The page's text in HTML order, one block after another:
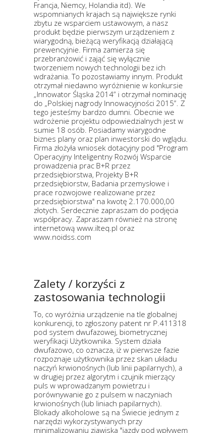
Francja, Niemcy, Holandia itd). We
wspomnianych krajach są największe rynki
zbytu ze wsparciem ustawowym, a nasz
produkt będzie pierwszym urządzeniem z
wiarygodną, bieżącą weryfikacją działającą
prewencyjnie. Firma zamierza się
przebranżowić i zająć się wyłącznie
tworzeniem nowych technologii bez ich
wdrażania. To pozostawiamy innym. Produkt
otrzymał niedawno wyróżnienie w konkursie
„Innowator Śląska 2014” i otrzymał nominację
do „Polskiej nagrody Innowacyjności 2015”. Z
tego jesteśmy bardzo dumni. Obecnie we
wdrożenie projektu odpowiedzialnych jest w
sumie 18 osób. Posiadamy wiarygodne
biznes plany oraz plan inwestorski do wglądu.
Firma złożyła wniosek dotacyjny pod "Program
Operacyjny Inteligentny Rozwój Wsparcie
prowadzenia prac B+R przez
przedsiębiorstwa, Projekty B+R
przedsiębiorstw, Badania przemysłowe i
prace rozwojowe realizowane przez
przedsiębiorstwa" na kwotę 2.170.000,00
złotych. Serdecznie zapraszam do podjęcia
współpracy. Zapraszam również na stronę
internetową www.ilteq.pl oraz
www.noidss.com
Zalety / korzyści z
zastosowania technologii
To, co wyróżnia urządzenie na tle globalnej
konkurencji, to zgłoszony patent nr P.411318
pod system dwufazowej, biometrycznej
weryfikacji Użytkownika. System działa
dwufazowo, co oznacza, iż w pierwsze fazie
rozpoznaje użytkownika przez skan układu
naczyń krwionośnych (lub linii papilarnych), a
w drugiej przez algorytm i czujnik mierzący
puls w wprowadzanym powietrzu i
porównywanie go z pulsem w naczyniach
krwionośnych (lub liniach papilarnych).
Blokady alkoholowe są na Świecie jednym z
narzędzi wykorzystywanych przy
minimalizowaniu zjawiska "jazdy pod wpływem